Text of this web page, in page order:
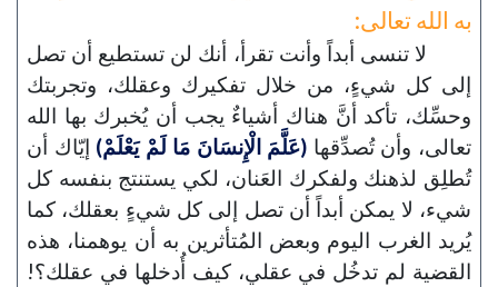
به الله تعالى:
لا تنسى أبداً وأنت تقرأ، أنك لن تستطيع أن تصل
إلى كل شيءٍ، من خلال تفكيرك وعقلك، وتجربتك
وحسِّك، تأكد أنَّ هناك أشياءٌ يجب أن يُخبرك بها الله
تعالى، وأن تُصدِّقها (عَلَّمَ الْإِنسَانَ مَا لَمْ يَعْلَمْ) إيّاك أن
تُطلِق لذهنك ولفكرك العَنان، لكي يستنتج بنفسه كل
شيء، لا يمكن أبداً أن تصل إلى كل شيءٍ بعقلك، كما
يُريد الغرب اليوم وبعض المُتأثرين به أن يوهمنا، هذه
القضية لم تدخُل في عقلي، كيف أُدخلها في عقلك؟!